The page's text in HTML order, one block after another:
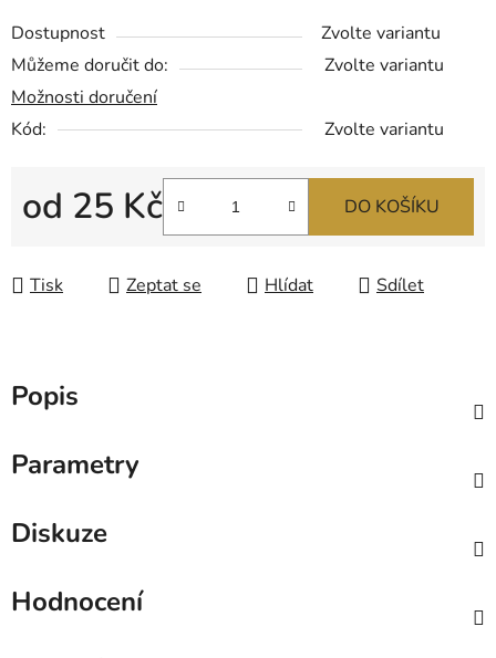
Dostupnost
Zvolte variantu
Můžeme doručit do:
Zvolte variantu
Možnosti doručení
Kód:
Zvolte variantu
od 25 Kč DO KOŠÍKU
Tisk Zeptat se Hlídat Sdílet
Popis
Parametry
Diskuze
Hodnocení